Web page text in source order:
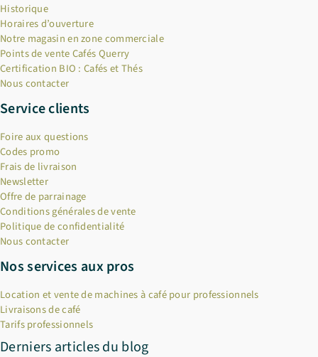
Historique
Horaires d’ouverture
Notre magasin en zone commerciale
Points de vente Cafés Querry
Certification BIO : Cafés et Thés
Nous contacter
Service clients
Foire aux questions
Codes promo
Frais de livraison
Newsletter
Offre de parrainage
Conditions générales de vente
Politique de confidentialité
Nous contacter
Nos services aux pros
Location et vente de machines à café pour professionnels
Livraisons de café
Tarifs professionnels
Derniers articles du blog